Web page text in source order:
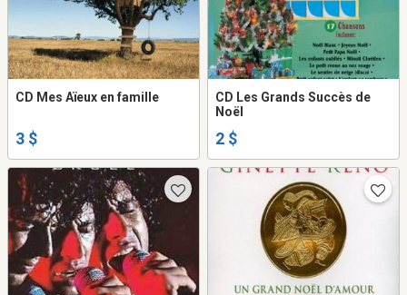
CD Mes Aïeux en famille
3 $
CD Les Grands Succès de
Noël
2 $